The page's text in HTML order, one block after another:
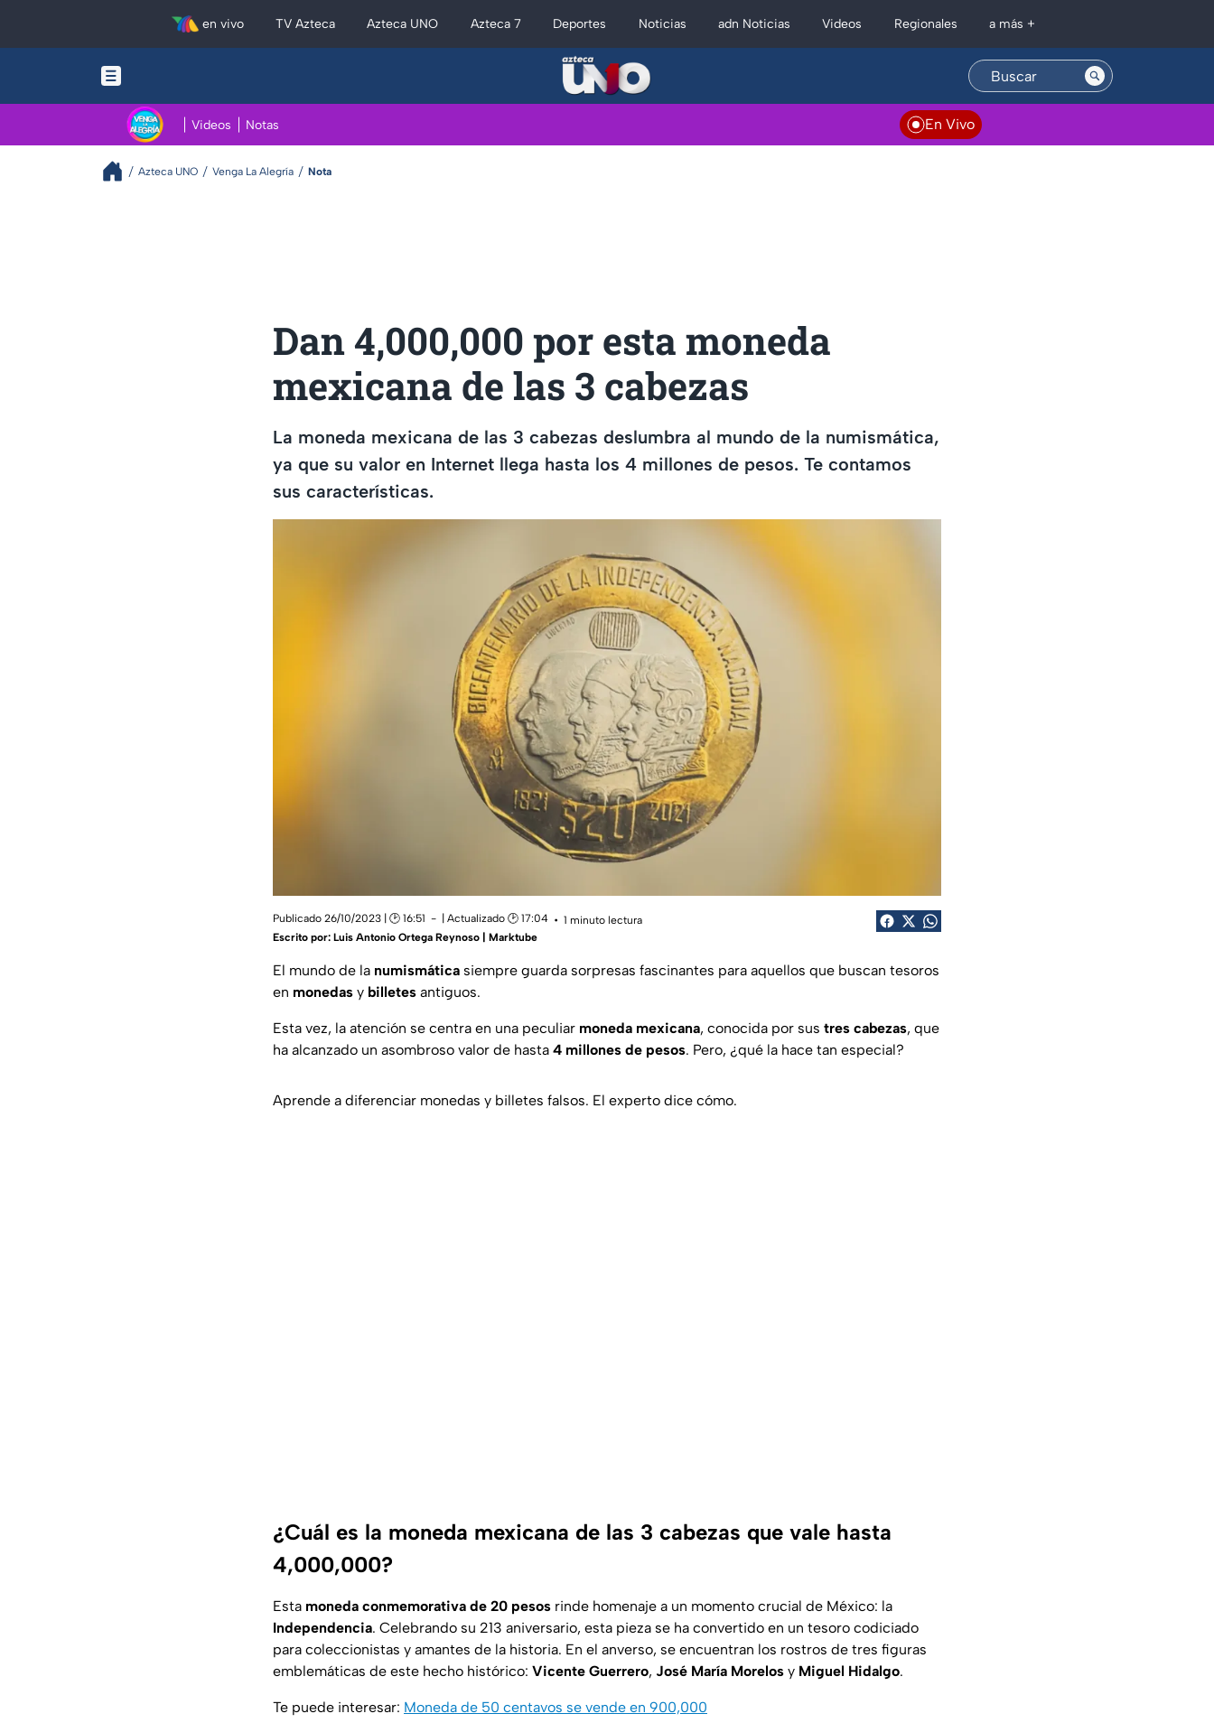
en vivo TV Azteca Azteca UNO Azteca 7 Deportes Noticias adn Noticias Videos Regionales a más +
Videos Notas En Vivo
Azteca UNO Venga La Alegría Nota
Dan 4,000,000 por esta moneda
mexicana de las 3 cabezas
La moneda mexicana de las 3 cabezas deslumbra al mundo de la numismática,
ya que su valor en Internet llega hasta los 4 millones de pesos. Te contamos
sus características.
Publicado 26/10/2023 | 🕑 16:51 | Actualizado 🕑 17:04
1 minuto lectura
Escrito por: Luis Antonio Ortega Reynoso | Marktube
El mundo de la numismática siempre guarda sorpresas fascinantes para aquellos que buscan tesoros
en monedas y billetes antiguos.
Esta vez, la atención se centra en una peculiar moneda mexicana, conocida por sus tres cabezas, que
ha alcanzado un asombroso valor de hasta 4 millones de pesos. Pero, ¿qué la hace tan especial?
Aprende a diferenciar monedas y billetes falsos. El experto dice cómo.
¿Cuál es la moneda mexicana de las 3 cabezas que vale hasta
4,000,000?
Esta moneda conmemorativa de 20 pesos rinde homenaje a un momento crucial de México: la
Independencia. Celebrando su 213 aniversario, esta pieza se ha convertido en un tesoro codiciado
para coleccionistas y amantes de la historia. En el anverso, se encuentran los rostros de tres figuras
emblemáticas de este hecho histórico: Vicente Guerrero, José María Morelos y Miguel Hidalgo.
Te puede interesar: Moneda de 50 centavos se vende en 900,000